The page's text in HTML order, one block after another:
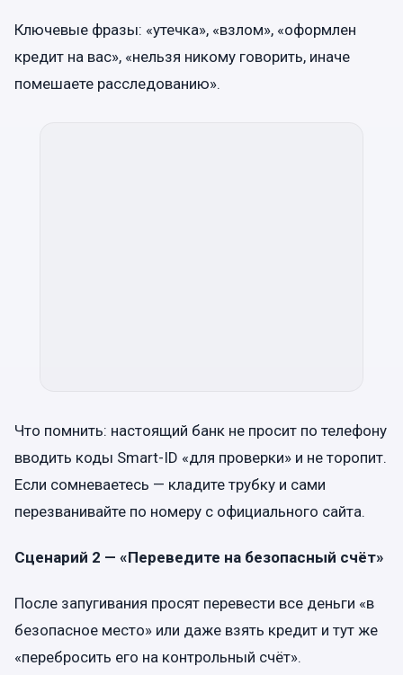
Ключевые фразы: «утечка», «взлом», «оформлен
кредит на вас», «нельзя никому говорить, иначе
помешаете расследованию».
Что помнить: настоящий банк не просит по телефону
вводить коды Smart-ID «для проверки» и не торопит.
Если сомневаетесь — кладите трубку и сами
перезванивайте по номеру с официального сайта.
Сценарий 2 — «Переведите на безопасный счёт»
После запугивания просят перевести все деньги «в
безопасное место» или даже взять кредит и тут же
«перебросить его на контрольный счёт».